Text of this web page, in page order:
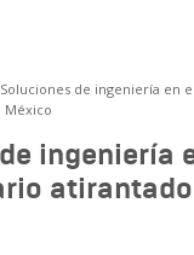
Soluciones de ingeniería en
ingeniería